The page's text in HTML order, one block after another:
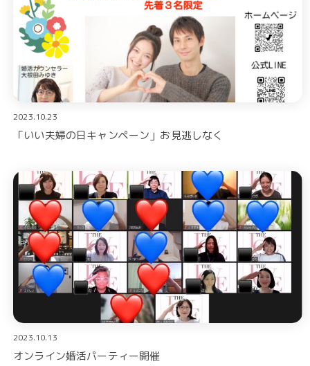
2023.10.23
「いい夫婦の日キャンペーン」お見逃しなく
2023.10.13
オンライン婚活パーティー開催